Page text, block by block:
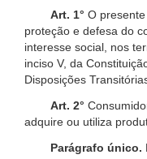
Art. 1° O
proteção e defesa do
interesse social, nos
inciso V, da
Disposições
Art. 2°
adquire ou utiliza
Parágrafo único.